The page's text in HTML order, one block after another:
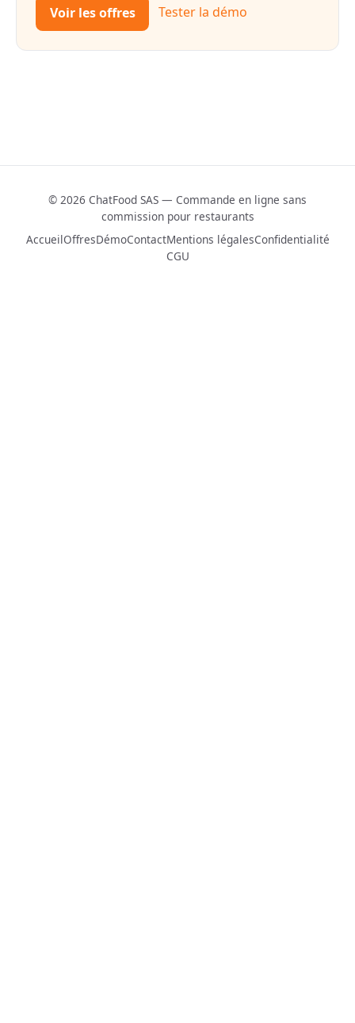
Voir les offres Tester la démo
© 2026 ChatFood SAS — Commande en ligne sans
commission pour restaurants
AccueilOffresDémoContactMentions légalesConfidentialité
CGU